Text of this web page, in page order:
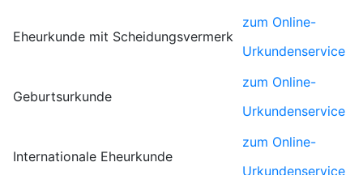
Eheurkunde mit Scheidungsvermerk
zum Online-
Urkundenservice
Geburtsurkunde
zum Online-
Urkundenservice
Internationale Eheurkunde
zum Online-
Urkundenservice